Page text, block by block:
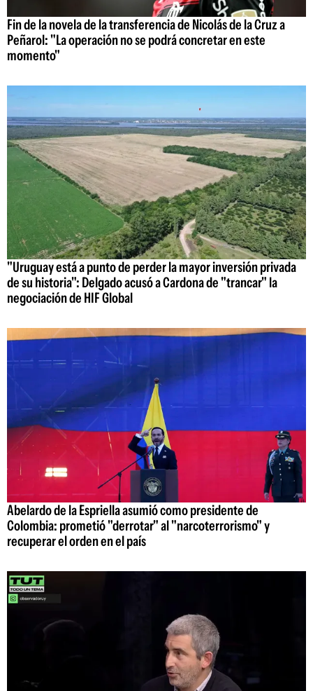
Fin de la novela de la transferencia de Nicolás de la Cruz a
Peñarol: "La operación no se podrá concretar en este
momento"
"Uruguay está a punto de perder la mayor inversión privada
de su historia": Delgado acusó a Cardona de "trancar" la
negociación de HIF Global
Abelardo de la Espriella asumió como presidente de
Colombia: prometió "derrotar" al "narcoterrorismo" y
recuperar el orden en el país